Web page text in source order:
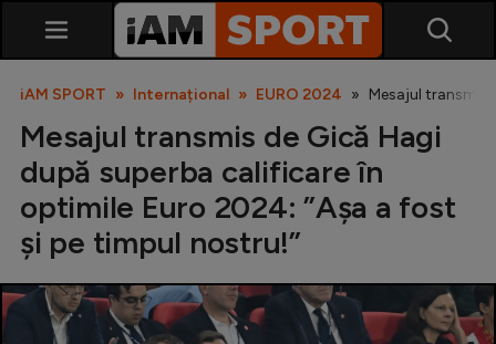
SuperLiga
Liga 2
iAM SPORT Internațional EURO 2024 Mesajul transmis
Mesajul transmis de Gică Hagi
după superba calificare în
optimile Euro 2024: ”Așa a fost
și pe timpul nostru!”